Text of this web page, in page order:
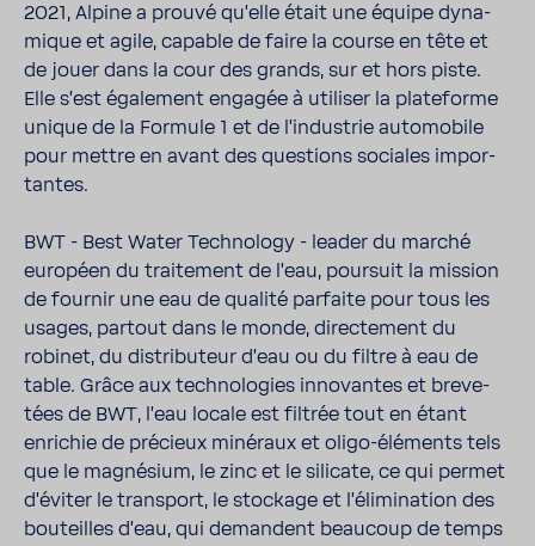
2021, Alpine a prouvé qu'elle était une équipe dyna­
mique et agile, capable de faire la course en tête et
de jouer dans la cour des grands, sur et hors piste.
Elle s'est égale­ment engagée à utiliser la plate­forme
unique de la Formule 1 et de l'in­dus­trie auto­mo­bile
pour mettre en avant des ques­tions sociales impor­
tantes.
BWT - Best Water Tech­no­logy - leader du marché
euro­péen du trai­te­ment de l'eau, pour­suit la mission
de fournir une eau de qualité parfaite pour tous les
usages, partout dans le monde, direc­te­ment du
robinet, du distri­bu­teur d'eau ou du filtre à eau de
table. Grâce aux tech­no­lo­gies inno­vantes et breve­
tées de BWT, l'eau locale est filtrée tout en étant
enri­chie de précieux miné­raux et oligo-​éléments tels
que le magné­sium, le zinc et le sili­cate, ce qui permet
d'éviter le trans­port, le stockage et l'éli­mi­na­tion des
bouteilles d'eau, qui demandent beau­coup de temps